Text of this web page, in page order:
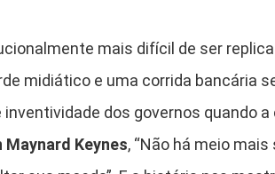
mais difícil de ser
midiático e uma corrida bancária
dos governos quando
Maynard Keynes, “Não há meio